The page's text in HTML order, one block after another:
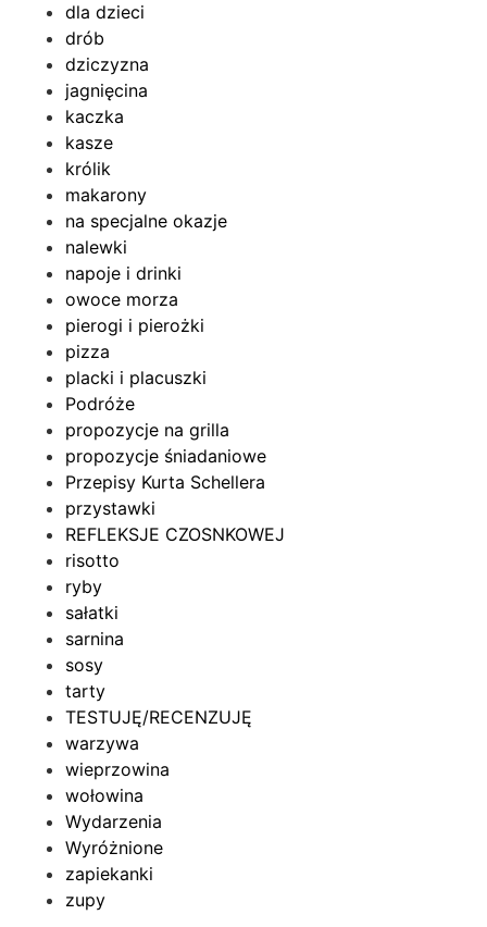
dla dzieci
drób
dziczyzna
jagnięcina
kaczka
kasze
królik
makarony
na specjalne okazje
nalewki
napoje i drinki
owoce morza
pierogi i pierożki
pizza
placki i placuszki
Podróże
propozycje na grilla
propozycje śniadaniowe
Przepisy Kurta Schellera
przystawki
REFLEKSJE CZOSNKOWEJ
risotto
ryby
sałatki
sarnina
sosy
tarty
TESTUJĘ/RECENZUJĘ
warzywa
wieprzowina
wołowina
Wydarzenia
Wyróżnione
zapiekanki
zupy